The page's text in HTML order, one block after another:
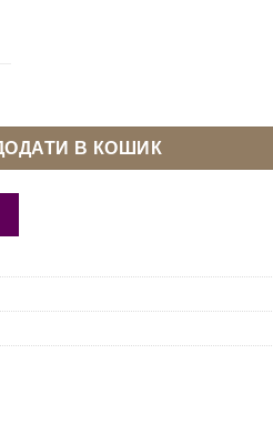
80 кількість
В КОШИК